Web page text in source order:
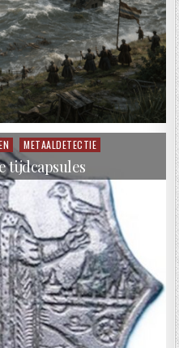
METAALDETECTIE
tijdcapsules